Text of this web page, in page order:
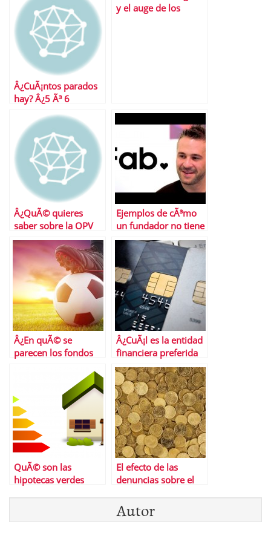
Â¿CuÃ¡ntos parados
hay? Â¿5 Ã³ 6
y el auge de los
Â¿QuÃ© quieres
saber sobre la OPV
Endesa? Contestamos
a todas tus preguntas
Ejemplos de cÃ³mo
un fundador no tiene
que ser
necesariamente un
buen CEO
Â¿En quÃ© se
parecen los fondos
Â¿CuÃ¡l es la entidad
financiera preferida
por los usuarios de
banca?
QuÃ© son las
hipotecas verdes
El efecto de las
denuncias sobre el
algunos bancos
europeos
Autor